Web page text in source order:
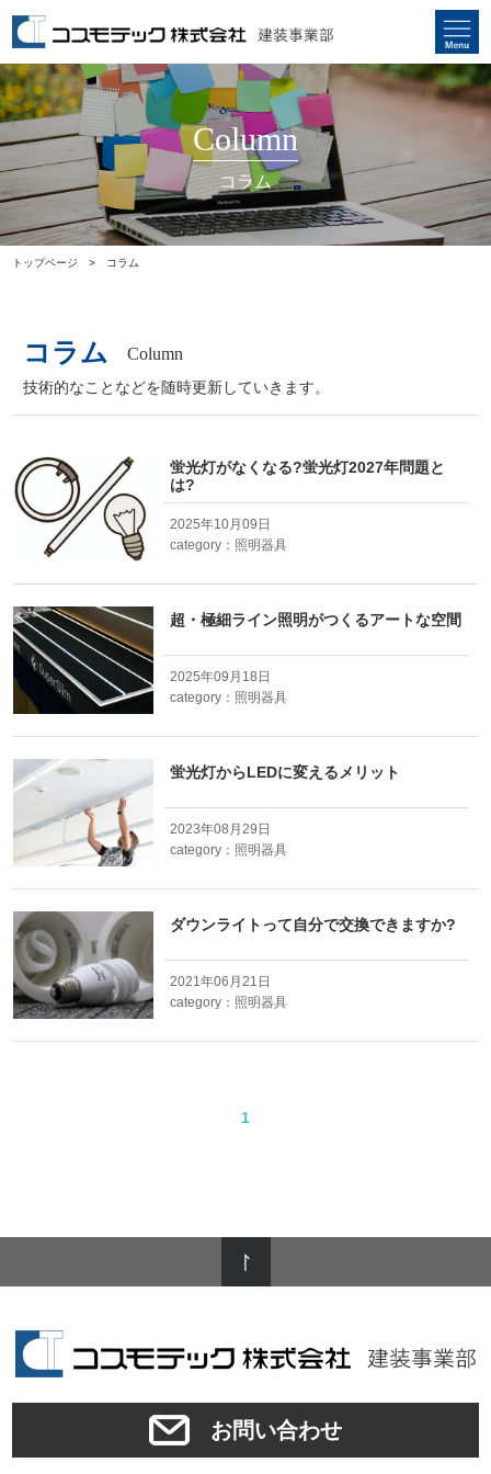
Column
コラム
トップページ コラム
コラム Column
技術的なことなどを随時更新していきます。
蛍光灯がなくなる?蛍光灯2027年問題と
は?
2025年10月09日
category： 照明器具
超・極細ライン照明がつくるアートな空間
2025年09月18日
category： 照明器具
蛍光灯からLEDに変えるメリット
2023年08月29日
category： 照明器具
ダウンライトって自分で交換できますか?
2021年06月21日
category： 照明器具
1
お問い合わせ